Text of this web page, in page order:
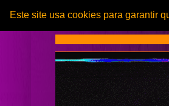
Este site usa cookies para garantir